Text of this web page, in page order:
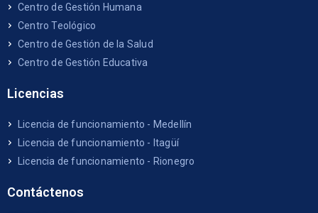
Centro de Gestión Humana
Centro Teológico
Centro de Gestión de la Salud
Centro de Gestión Educativa
Licencias
Licencia de funcionamiento - Medellín
Licencia de funcionamiento - Itagüí
Licencia de funcionamiento - Rionegro
Contáctenos